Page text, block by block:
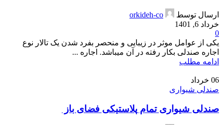
ارسال توسط
orkideh-co
خرداد 6, 1401
0
یکی از عوامل موثر در زیبایی و منحصر بفرد شدن یک تالار نوع
اجاره صندلی بکار رفته در آن میباشد. اجاره ...
ادامه مطلب
06 خرداد
صندلی شیواری
صندلی شیواری تمام پلاستیکی فضای باز